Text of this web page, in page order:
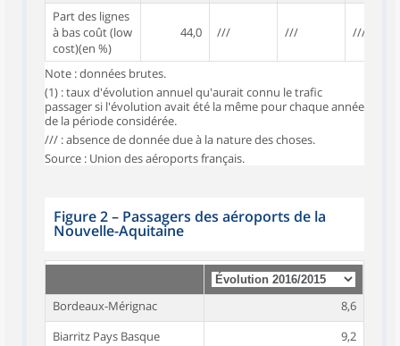
Part des lignes
à bas coût (low
cost)(en %)
44,0 /// /// ///
Note : données brutes.
(1) : taux d'évolution annuel qu'aurait connu le trafic
passager si l'évolution avait été la même pour chaque année
de la période considérée.
/// : absence de donnée due à la nature des choses.
Source : Union des aéroports français.
Figure 2– Passagers des aéroports de la
Nouvelle-Aquitaine
Bordeaux-Mérignac
8,6
Biarritz Pays Basque
9,2